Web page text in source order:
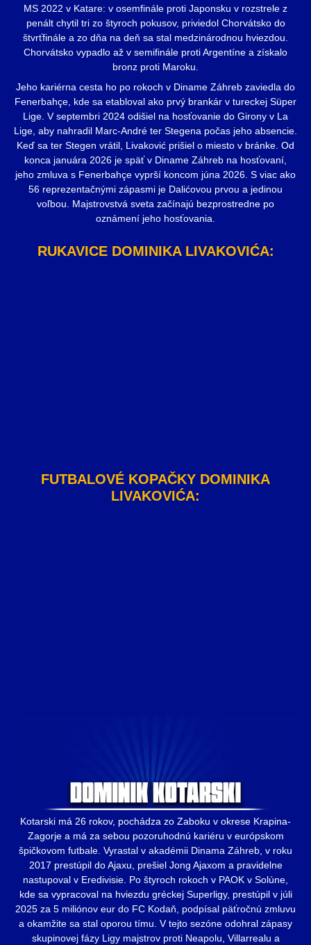
MS 2022 v Katare: v osemfinále proti Japonsku v rozstrele z
penált chytil tri zo štyroch pokusov, priviedol Chorvátsko do
štvrťfinále a zo dňa na deň sa stal medzinárodnou hviezdou.
Chorvátsko vypadlo až v semifinále proti Argentíne a získalo
bronz proti Maroku.
Jeho kariérna cesta ho po rokoch v Diname Záhreb zaviedla do
Fenerbahçe, kde sa etabloval ako prvý brankár v tureckej Süper
Lige. V septembri 2024 odišiel na hosťovanie do Girony v La
Lige, aby nahradil Marc-André ter Stegena počas jeho absencie.
Keď sa ter Stegen vrátil, Livaković prišiel o miesto v bránke. Od
konca januára 2026 je späť v Diname Záhreb na hosťovaní,
jeho zmluva s Fenerbahçe vyprší koncom júna 2026. S viac ako
56 reprezentačnými zápasmi je Dalićovou prvou a jedinou
voľbou. Majstrovstvá sveta začínajú bezprostredne po
oznámení jeho hosťovania.
RUKAVICE DOMINIKA LIVAKOVIĆA:
FUTBALOVÉ KOPAČKY DOMINIKA
LIVAKOVIĆA:
Kotarski má 26 rokov, pochádza zo Zaboku v okrese Krapina-
Zagorje a má za sebou pozoruhodnú kariéru v európskom
špičkovom futbale. Vyrastal v akadémii Dinama Záhreb, v roku
2017 prestúpil do Ajaxu, prešiel Jong Ajaxom a pravidelne
nastupoval v Eredivisie. Po štyroch rokoch v PAOK v Solúne,
kde sa vypracoval na hviezdu gréckej Superligy, prestúpil v júli
2025 za 5 miliónov eur do FC Kodaň, podpísal päťročnú zmluvu
a okamžite sa stal oporou tímu. V tejto sezóne odohral zápasy
skupinovej fázy Ligy majstrov proti Neapolu, Villarrealu a